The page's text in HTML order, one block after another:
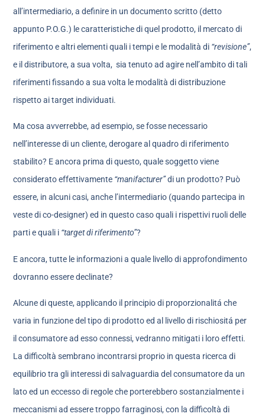
all’intermediario, a definire in un documento scritto (detto
appunto P.O.G.) le caratteristiche di quel prodotto, il mercato di
riferimento e altri elementi quali i tempi e le modalità di “revisione”,
e il distributore, a sua volta, sia tenuto ad agire nell’ambito di tali
riferimenti fissando a sua volta le modalità di distribuzione
rispetto ai target individuati.
Ma cosa avverrebbe, ad esempio, se fosse necessario
nell’interesse di un cliente, derogare al quadro di riferimento
stabilito? E ancora prima di questo, quale soggetto viene
considerato effettivamente “manifacturer”di un prodotto? Può
essere, in alcuni casi, anche l’intermediario (quando partecipa in
veste di co-designer) ed in questo caso quali i rispettivi ruoli delle
parti e quali i “target di riferimento”?
E ancora, tutte le informazioni a quale livello di approfondimento
dovranno essere declinate?
Alcune di queste, applicando il principio di proporzionalitá che
varia in funzione del tipo di prodotto ed al livello di rischiositá per
il consumatore ad esso connessi, vedranno mitigati i loro effetti.
La difficoltà sembrano incontrarsi proprio in questa ricerca di
equilibrio tra gli interessi di salvaguardia del consumatore da un
lato ed un eccesso di regole che porterebbero sostanzialmente i
meccanismi ad essere troppo farraginosi, con la difficoltà di